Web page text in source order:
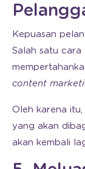
Kepuasan
Salah satu
content
Oleh karena
yang akan
akan kembali